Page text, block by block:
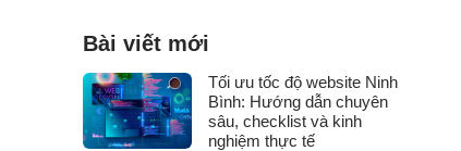
Bài viết mới
Tối ưu tốc độ website Ninh
Bình: Hướng dẫn chuyên
sâu, checklist và kinh
nghiệm thực tế